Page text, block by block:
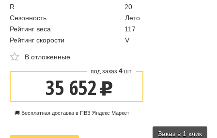
R
20
Сезонность
Лето
Рейтинг веса
117
Рейтинг скорости
V
В отложенные
под заказ 4 шт.
35 652u
🚚 Бесплатная доставка в ПВЗ Яндекс Маркет
Заказ в 1 клик